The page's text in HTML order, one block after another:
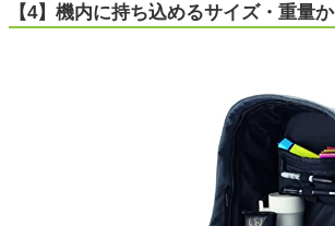
【4】機内に持ち込めるサイズ・重量か